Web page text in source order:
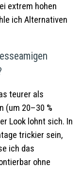
extrem hohen
ich Alternativen
teurer als
(um 20–30 %
Look lohnt sich. In
trickier sein,
ich das
ohne